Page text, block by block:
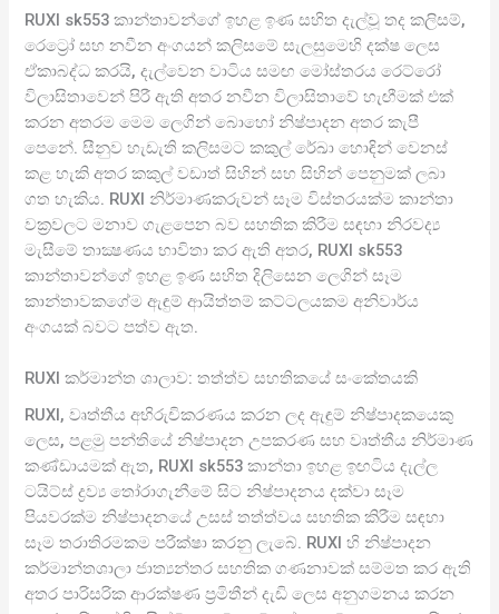
RUXI sk553 කාන්තාවන්ගේ ඉහළ ඉණ සහිත දැල්වූ තද කලිසම්,
රෙට්‍රෝ සහ නවීන අංගයන් කලිසමේ සැලසුමෙහි දක්ෂ ලෙස
ඒකාබද්ධ කරයි, දැල්වෙන වාටිය සමඟ මෝස්තරය රෙට්රෝ
විලාසිතාවෙන් පිරී ඇති අතර නවීන විලාසිතාවේ හැඟීමක් එක්
කරන අතරම මෙම ලෙගින් බොහෝ නිෂ්පාදන අතර කැපී
පෙනේ. සීනුව හැඩැති කලිසමට කකුල් රේඛා හොඳින් වෙනස්
කළ හැකි අතර කකුල් වඩාත් සිහින් සහ සිහින් පෙනුමක් ලබා
ගත හැකිය. RUXI නිර්මාණකරුවන් සෑම විස්තරයක්ම කාන්තා
වක්‍රවලට මනාව ගැළපෙන බව සහතික කිරීම සඳහා නිරවද්‍ය
මැසීමේ තාක්‍ෂණය භාවිතා කර ඇති අතර, RUXI sk553
කාන්තාවන්ගේ ඉහළ ඉණ සහිත දිලිසෙන ලෙගින් සෑම
කාන්තාවකගේම ඇඳුම් ආයිත්තම් කට්ටලයකම අනිවාර්ය
අංගයක් බවට පත්ව ඇත.
RUXI කර්මාන්ත ශාලාව: තත්ත්ව සහතිකයේ සංකේතයකි
RUXI, වෘත්තීය අභිරුචිකරණය කරන ලද ඇඳුම් නිෂ්පාදකයෙකු
ලෙස, පළමු පන්තියේ නිෂ්පාදන උපකරණ සහ වෘත්තීය නිර්මාණ
කණ්ඩායමක් ඇත, RUXI sk553 කාන්තා ඉහළ ඉඟටිය දැල්ල
ටයිට්ස් ද්‍රව්‍ය තෝරාගැනීමේ සිට නිෂ්පාදනය දක්වා සෑම
පියවරක්ම නිෂ්පාදනයේ උසස් තත්ත්වය සහතික කිරීම සඳහා
සෑම තරාතිරමකම පරීක්ෂා කරනු ලැබේ. RUXI හි නිෂ්පාදන
කර්මාන්තශාලා ජාත්‍යන්තර සහතික ගණනාවක් සම්මත කර ඇති
අතර පාරිසරික ආරක්ෂණ ප්‍රමිතීන් දැඩි ලෙස අනුගමනය කරන